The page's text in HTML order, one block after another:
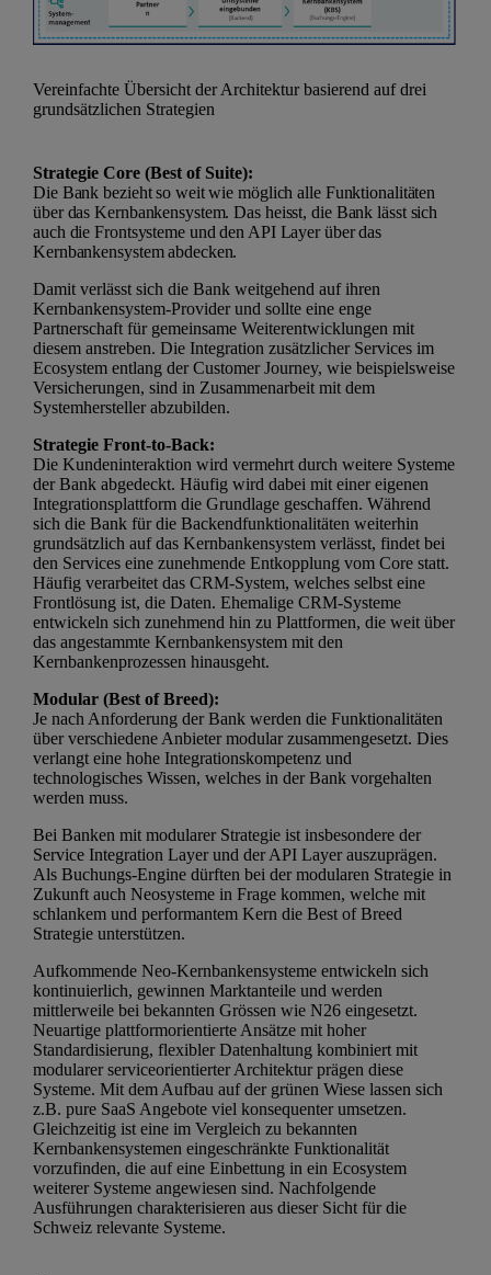
Vereinfachte Übersicht der Architektur basierend auf drei
grundsätzlichen Strategien
Strategie Core (Best of Suite):
Die Bank bezieht so weit wie möglich alle Funktionalitäten
über das Kernbankensystem. Das heisst, die Bank lässt sich
auch die Frontsysteme und den API Layer über das
Kernbankensystem abdecken.
Damit verlässt sich die Bank weitgehend auf ihren
Kernbankensystem-Provider und sollte eine enge
Partnerschaft für gemeinsame Weiterentwicklungen mit
diesem anstreben. Die Integration zusätzlicher Services im
Ecosystem entlang der Customer Journey, wie beispielsweise
Versicherungen, sind in Zusammenarbeit mit dem
Systemhersteller abzubilden.
Strategie Front-to-Back:
Die Kundeninteraktion wird vermehrt durch weitere Systeme
der Bank abgedeckt. Häufig wird dabei mit einer eigenen
Integrationsplattform die Grundlage geschaffen. Während
sich die Bank für die Backendfunktionalitäten weiterhin
grundsätzlich auf das Kernbankensystem verlässt, findet bei
den Services eine zunehmende Entkopplung vom Core statt.
Häufig verarbeitet das CRM-System, welches selbst eine
Frontlösung ist, die Daten. Ehemalige CRM-Systeme
entwickeln sich zunehmend hin zu Plattformen, die weit über
das angestammte Kernbankensystem mit den
Kernbankenprozessen hinausgeht.
Modular (Best of Breed):
Je nach Anforderung der Bank werden die Funktionalitäten
über verschiedene Anbieter modular zusammengesetzt. Dies
verlangt eine hohe Integrationskompetenz und
technologisches Wissen, welches in der Bank vorgehalten
werden muss.
Bei Banken mit modularer Strategie ist insbesondere der
Service Integration Layer und der API Layer auszuprägen.
Als Buchungs-Engine dürften bei der modularen Strategie in
Zukunft auch Neosysteme in Frage kommen, welche mit
schlankem und performantem Kern die Best of Breed
Strategie unterstützen.
Aufkommende Neo-Kernbankensysteme entwickeln sich
kontinuierlich, gewinnen Marktanteile und werden
mittlerweile bei bekannten Grössen wie N26 eingesetzt.
Neuartige plattformorientierte Ansätze mit hoher
Standardisierung, flexibler Datenhaltung kombiniert mit
modularer serviceorientierter Architektur prägen diese
Systeme. Mit dem Aufbau auf der grünen Wiese lassen sich
z.B. pure SaaS Angebote viel konsequenter umsetzen.
Gleichzeitig ist eine im Vergleich zu bekannten
Kernbankensystemen eingeschränkte Funktionalität
vorzufinden, die auf eine Einbettung in ein Ecosystem
weiterer Systeme angewiesen sind. Nachfolgende
Ausführungen charakterisieren aus dieser Sicht für die
Schweiz relevante Systeme.